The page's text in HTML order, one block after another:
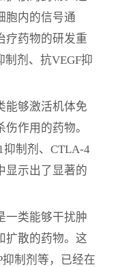
瘤新药的研发现
分析，包括实
模和空间预测、
析以及新药发展
关从业人员提
未来发展趋势的
胞内的信号通
疗药物的研发重
制剂、抗VEGF抑
能够激活机体免
作用的药物。
抑制剂、CTLA-4
显示出了显著的
一类能够干扰肿
扩散的药物。这
抑制剂等，已经在